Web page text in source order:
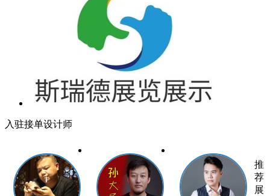
入驻接单设计师
推
荐
展